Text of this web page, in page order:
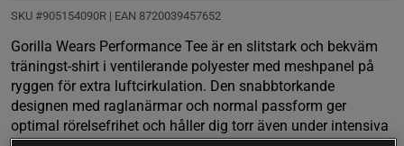
SKU #905154090R | EAN 8720039457652
Gorilla Wears Performance Tee är en slitstark och bekväm
träningst-shirt i ventilerande polyester med meshpanel på
ryggen för extra luftcirkulation. Den snabbtorkande
designen med raglanärmar och normal passform ger
optimal rörelsefrihet och håller dig torr även under intensiva